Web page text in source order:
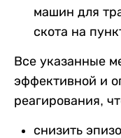
машин для
скота на
Все указанные
эффективной и
реагирования,
снизить